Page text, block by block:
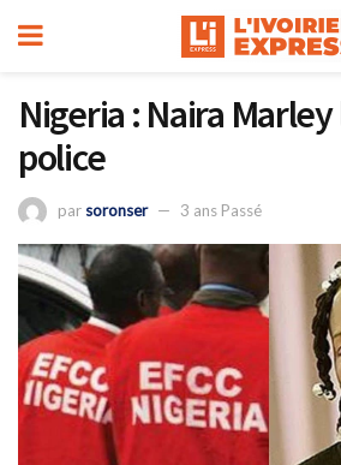
Nigeria : Naira
police
par soronser 3 ans Passé